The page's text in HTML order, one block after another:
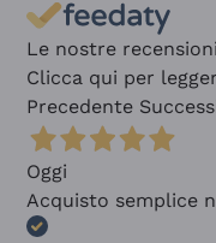
Le nostre
Clicca qui per
Precedente
Oggi
Acquisto semplice